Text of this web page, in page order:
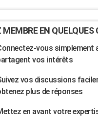
MEMBRE EN QUELQUES
vous simplement
vos intérêts
vos discussions
plus de réponses
en avant votre